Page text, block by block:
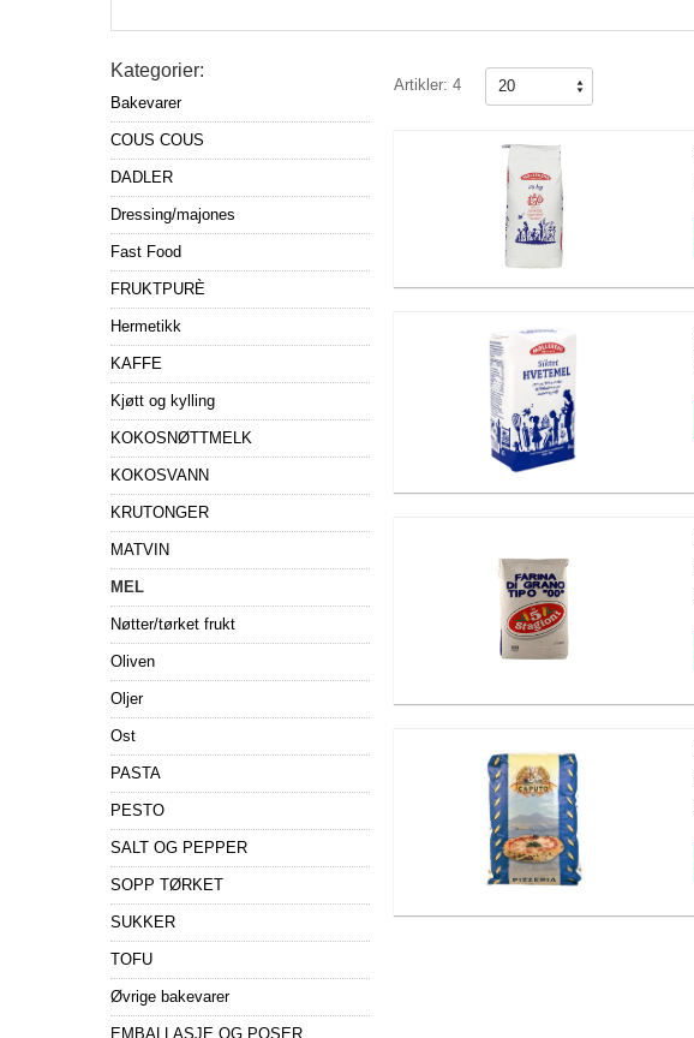
Artikler: 4
Kategorier:
Bakevarer
COUS COUS
DADLER
Dressing/majones
Fast Food
FRUKTPURÈ
Hermetikk
KAFFE
Kjøtt og kylling
KOKOSNØTTMELK
KOKOSVANN
KRUTONGER
MATVIN
MEL
Nøtter/tørket frukt
Oliven
Oljer
Ost
PASTA
PESTO
SALT OG PEPPER
SOPP TØRKET
SUKKER
TOFU
Øvrige bakevarer
EMBALLASJE OG POSER